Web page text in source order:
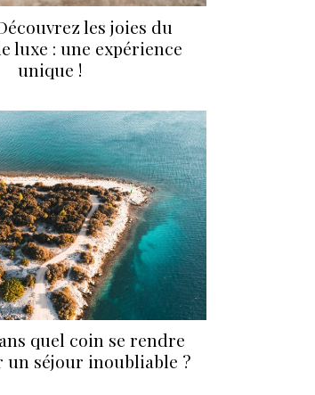
les joies du
luxe : une expérience
unique !
quel coin se rendre
un séjour inoubliable ?